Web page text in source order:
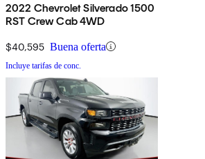
2022 Chevrolet Silverado 1500
RST Crew Cab 4WD
$40,595 Buena oferta
Incluye tarifas de conc.